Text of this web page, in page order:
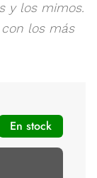
y los mimos.
los más
En stock